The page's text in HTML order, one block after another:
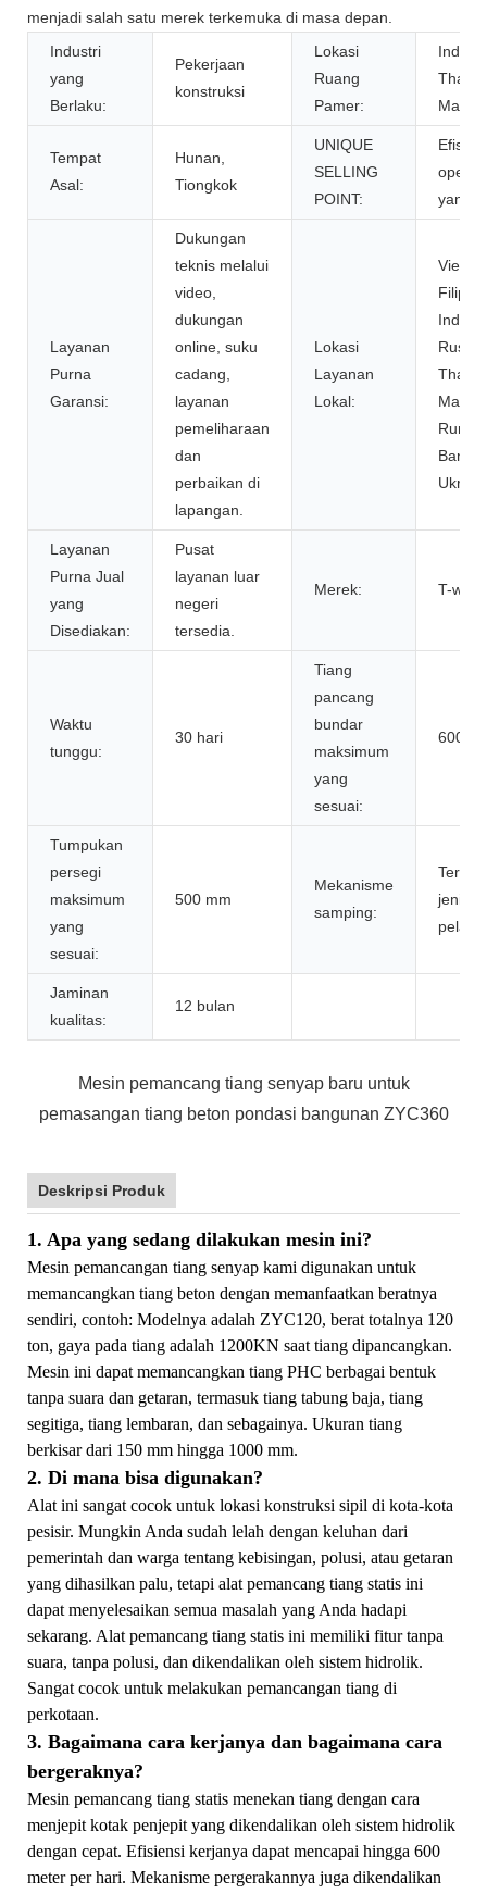
menjadi salah satu merek terkemuka di masa depan.
Industri
yang
Berlaku:
Pekerjaan
konstruksi
Lokasi
Ruang
Pamer:
Tempat
Asal:
Hunan,
Tiongkok
UNIQUE
SELLING
POINT:
yang
Layanan
Purna
Garansi:
Dukungan
teknis melalui
video,
dukungan
online, suku
cadang,
layanan
pemeliharaan
dan
perbaikan di
lapangan.
Lokasi
Layanan
Lokal:
Rusia,
Layanan
Purna Jual
yang
Disediakan:
Pusat
layanan luar
negeri
tersedia.
Merek: T-
Waktu
tunggu:
30 hari
Tiang
pancang
bundar
maksimum
yang
sesuai:
600
Tumpukan
persegi
maksimum
yang
sesuai:
500 mm
Mekanisme
samping:
jenis
Jaminan
kualitas:
12 bulan
Mesin pemancang tiang senyap baru untuk
pemasangan tiang beton pondasi bangunan ZYC360
Deskripsi Produk
1. Apa yang sedang dilakukan mesin ini?
Mesin pemancangan tiang senyap kami digunakan untuk
memancangkan tiang beton dengan memanfaatkan beratnya
sendiri, contoh: Modelnya adalah ZYC120, berat totalnya 120
ton, gaya pada tiang adalah 1200KN saat tiang dipancangkan.
Mesin ini dapat memancangkan tiang PHC berbagai bentuk
tanpa suara dan getaran, termasuk tiang tabung baja, tiang
segitiga, tiang lembaran, dan sebagainya. Ukuran tiang
berkisar dari 150 mm hingga 1000 mm.
2. Di mana bisa digunakan?
Alat ini sangat cocok untuk lokasi konstruksi sipil di kota-kota
pesisir. Mungkin Anda sudah lelah dengan keluhan dari
pemerintah dan warga tentang kebisingan, polusi, atau getaran
yang dihasilkan palu, tetapi alat pemancang tiang statis ini
dapat menyelesaikan semua masalah yang Anda hadapi
sekarang. Alat pemancang tiang statis ini memiliki fitur tanpa
suara, tanpa polusi, dan dikendalikan oleh sistem hidrolik.
Sangat cocok untuk melakukan pemancangan tiang di
perkotaan.
3. Bagaimana cara kerjanya dan bagaimana cara
bergeraknya?
Mesin pemancang tiang statis menekan tiang dengan cara
menjepit kotak penjepit yang dikendalikan oleh sistem hidrolik
dengan cepat. Efisiensi kerjanya dapat mencapai hingga 600
meter per hari. Mekanisme pergerakannya juga dikendalikan